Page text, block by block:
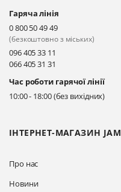
ІНТЕРНЕТ-МАГАЗИН JAM
Про нас
Новини
Гаряча лінія
0 800 50 49 49
(безкоштовно з міських)
096 405 33 11
066 405 31 31
Час роботи гарячої лінії
10:00 - 18:00 (без вихідних)